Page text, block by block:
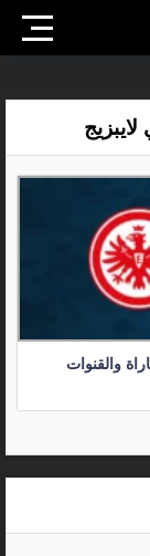
والقنوات